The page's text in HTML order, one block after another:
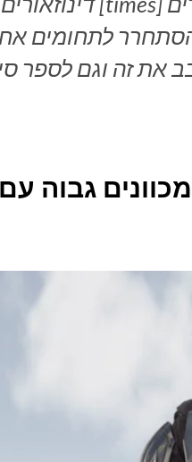
להסתחרר לתחומים
גבוה